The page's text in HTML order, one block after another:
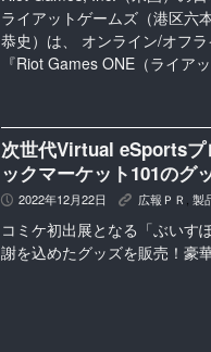
ライアットゲームズ（港区六
恭史）は、 オンライン/オフ
『Riot Games ONE（ライア
次世代Virtual eSportsプ
ックマーケット101のグ
P 2022年12月22日 K 広報ＰＲ , 製
コミケ初出展となる「ぶいす
謝を込めたグッズを販売！豪